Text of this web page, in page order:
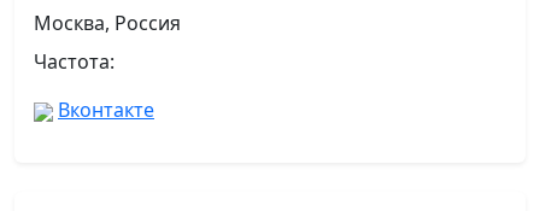
Москва, Россия
Частота:
Вконтакте